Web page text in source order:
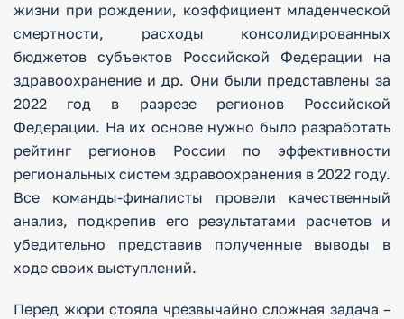
жизни при рождении, коэффициент младенческой
смертности, расходы консолидированных
бюджетов субъектов Российской Федерации на
здравоохранение и др. Они были представлены за
2022 год в разрезе регионов Российской
Федерации. На их основе нужно было разработать
рейтинг регионов России по эффективности
региональных систем здравоохранения в 2022 году.
Все команды-финалисты провели качественный
анализ, подкрепив его результатами расчетов и
убедительно представив полученные выводы в
ходе своих выступлений.
Перед жюри стояла чрезвычайно сложная задача –